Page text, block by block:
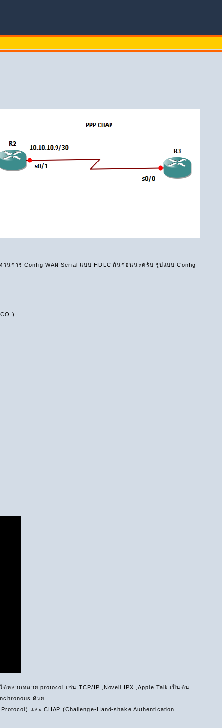
วนการ Config WAN Serial แบบ HDLC กันก่อนนะครับ รูปแบบ Config
)
หลากหลาย protocol เช่น TCP/IP ,Novell IPX ,Apple Talk เป็นต้น
ด้วย
และ CHAP (Challenge-Hand-shake Authentication